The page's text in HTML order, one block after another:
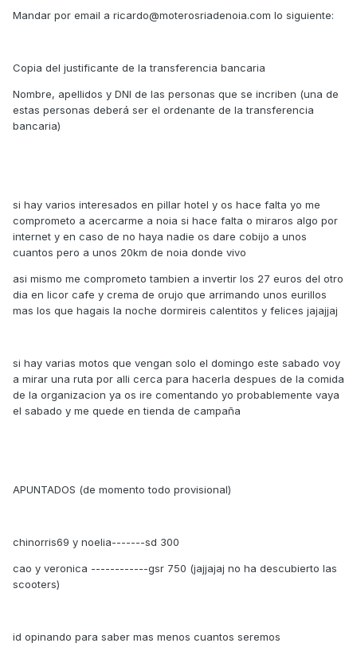
Mandar por email a ricardo@moterosriadenoia.com lo siguiente:
Copia del justificante de la transferencia bancaria
Nombre, apellidos y DNI de las personas que se incriben (una de
estas personas deberá ser el ordenante de la transferencia
bancaria)
si hay varios interesados en pillar hotel y os hace falta yo me
comprometo a acercarme a noia si hace falta o miraros algo por
internet y en caso de no haya nadie os dare cobijo a unos
cuantos pero a unos 20km de noia donde vivo
asi mismo me comprometo tambien a invertir los 27 euros del otro
dia en licor cafe y crema de orujo que arrimando unos eurillos
mas los que hagais la noche dormireis calentitos y felices jajajjaj
si hay varias motos que vengan solo el domingo este sabado voy
a mirar una ruta por alli cerca para hacerla despues de la comida
de la organizacion ya os ire comentando yo probablemente vaya
el sabado y me quede en tienda de campaña
APUNTADOS (de momento todo provisional)
chinorris69 y noelia-------sd 300
cao y veronica ------------gsr 750 (jajjajaj no ha descubierto las
scooters)
id opinando para saber mas menos cuantos seremos